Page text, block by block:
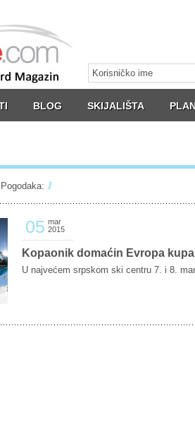
BLOG SKIJALIŠTA
1
05 mar
2015
Kopaonik domaćin Evropa
U najvećem srpskom ski centru 7. i 8.